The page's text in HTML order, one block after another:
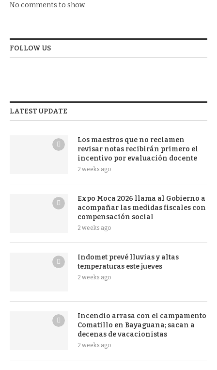
No comments to show.
FOLLOW US
LATEST UPDATE
Los maestros que no reclamen
revisar notas recibirán primero el
incentivo por evaluación docente
2 weeks ago
Expo Moca 2026 llama al Gobierno a
acompañar las medidas fiscales con
compensación social
2 weeks ago
Indomet prevé lluvias y altas
temperaturas este jueves
2 weeks ago
Incendio arrasa con el campamento
Comatillo en Bayaguana; sacan a
decenas de vacacionistas
2 weeks ago